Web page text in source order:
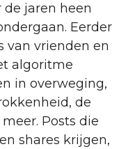
de jaren heen
Eerder
van vrienden en
algoritme
in overweging,
de
Posts die
shares krijgen,